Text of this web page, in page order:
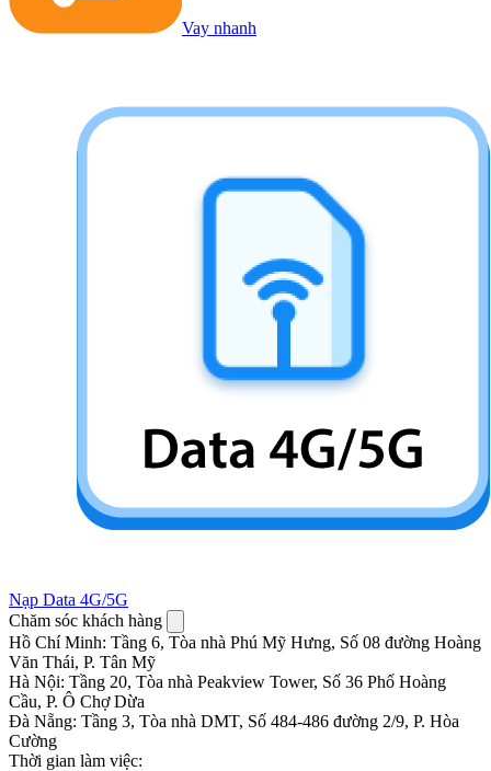
Vay nhanh
Nạp Data 4G/5G
Chăm sóc khách hàng
Hồ Chí Minh: Tầng 6, Tòa nhà Phú Mỹ Hưng, Số 08 đường Hoàng
Văn Thái, P. Tân Mỹ
Hà Nội: Tầng 20, Tòa nhà Peakview Tower, Số 36 Phố Hoàng
Cầu, P. Ô Chợ Dừa
Đà Nẵng: Tầng 3, Tòa nhà DMT, Số 484-486 đường 2/9, P. Hòa
Cường
Thời gian làm việc: